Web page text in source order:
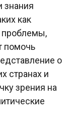
знания
как
проблемы,
помочь
о
странах и
зрения на